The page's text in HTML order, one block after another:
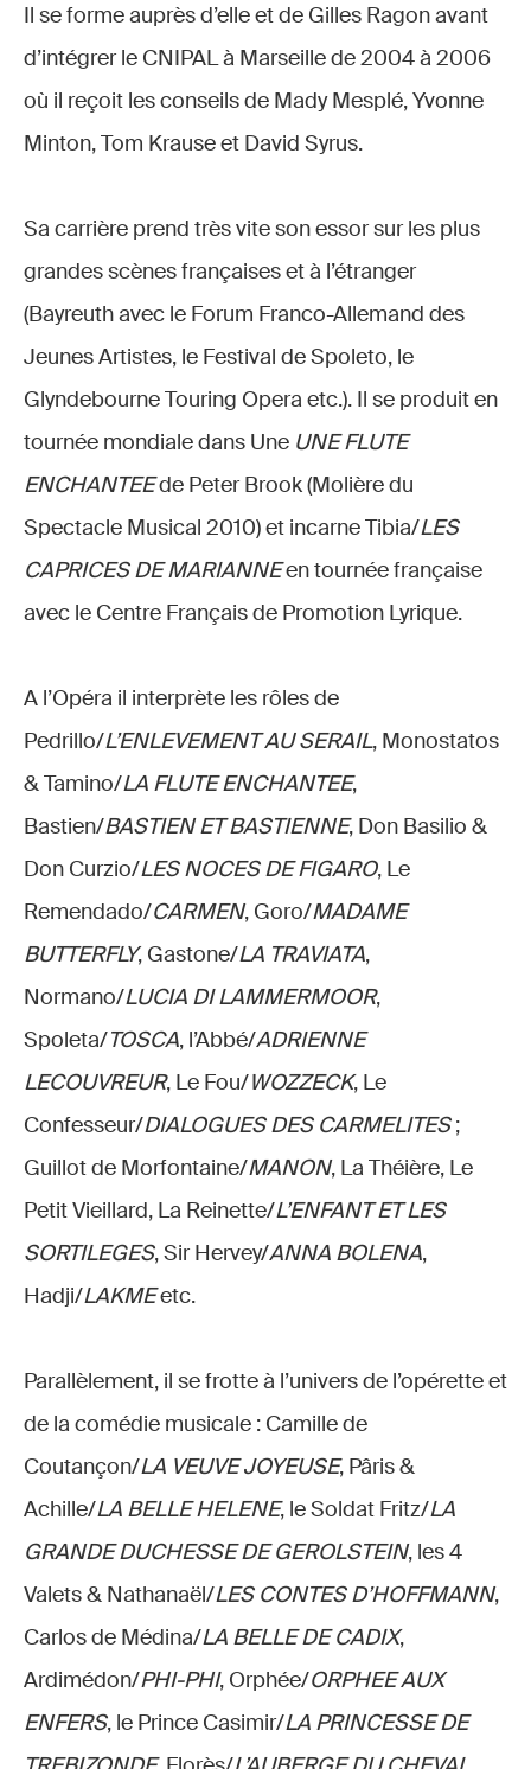
Il se forme auprès d’elle et de Gilles Ragon avant
d’intégrer le CNIPAL à Marseille de 2004 à 2006
où il reçoit les conseils de Mady Mesplé, Yvonne
Minton, Tom Krause et David Syrus.
Sa carrière prend très vite son essor sur les plus
grandes scènes françaises et à l’étranger
(Bayreuth avec le Forum Franco-Allemand des
Jeunes Artistes, le Festival de Spoleto, le
Glyndebourne Touring Opera etc.). Il se produit en
tournée mondiale dans Une UNE FLUTE
ENCHANTEEde Peter Brook (Molière du
Spectacle Musical 2010) et incarne Tibia/LES
CAPRICES DE MARIANNEen tournée française
avec le Centre Français de Promotion Lyrique.
A l’Opéra il interprète les rôles de
Pedrillo/L’ENLEVEMENT AU SERAIL, Monostatos
& Tamino/LA FLUTE ENCHANTEE,
Bastien/BASTIEN ET BASTIENNE, Don Basilio &
Don Curzio/LES NOCES DE FIGARO, Le
Remendado/CARMEN, Goro/MADAME
BUTTERFLY, Gastone/LA TRAVIATA,
Normano/LUCIA DI LAMMERMOOR,
Spoleta/TOSCA, l’Abbé/ADRIENNE
LECOUVREUR, Le Fou/WOZZECK, Le
Confesseur/DIALOGUES DES CARMELITES;
Guillot de Morfontaine/MANON, La Théière, Le
Petit Vieillard, La Reinette/L’ENFANT ET LES
SORTILEGES, Sir Hervey/ANNA BOLENA,
Hadji/LAKMEetc.
Parallèlement, il se frotte à l’univers de l’opérette et
de la comédie musicale : Camille de
Coutançon/LA VEUVE JOYEUSE, Pâris &
Achille/LA BELLE HELENE, le Soldat Fritz/LA
GRANDE DUCHESSE DE GEROLSTEIN, les 4
Valets & Nathanaël/LES CONTES D’HOFFMANN,
Carlos de Médina/LA BELLE DE CADIX,
Ardimédon/PHI-PHI, Orphée/ORPHEE AUX
ENFERS, le Prince Casimir/LA PRINCESSE DE